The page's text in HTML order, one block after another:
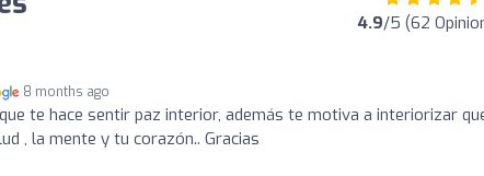
4.9/5 (62
8 months ago
te hace sentir paz interior, además te motiva a interiorizar
, la mente y tu corazón.. Gracias